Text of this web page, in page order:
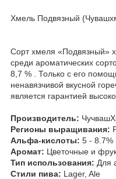
Хмель Подвязный
Сорт хмеля «Подвязный»
среди ароматических
8,7 % . Только с его
ненавязчивой вкусной
является гарантией
Производитель:
Регионы выращивания:
Альфа-кислоты: 5 - 8.7%
Аромат: Цветочные и
Тип использования: Для
Стили пива: Lager, Ale